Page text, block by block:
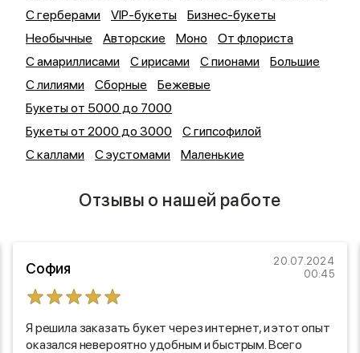
С герберами
VIP-букеты
Бизнес-букеты
Необычные
Авторские Моно
От флориста
С амариллисами
С ирисами С пионами
Большие
С лилиями
Сборные
Бежевые
Букеты от 5000 до 7000
Букеты от 2000 до 3000
С гипсофилой
С каллами
С эустомами Маленькие
Отзывы о нашей работе
София
20.07.2024
00:45
Я решила заказать букет через интернет, и этот опыт
оказался невероятно удобным и быстрым. Всего